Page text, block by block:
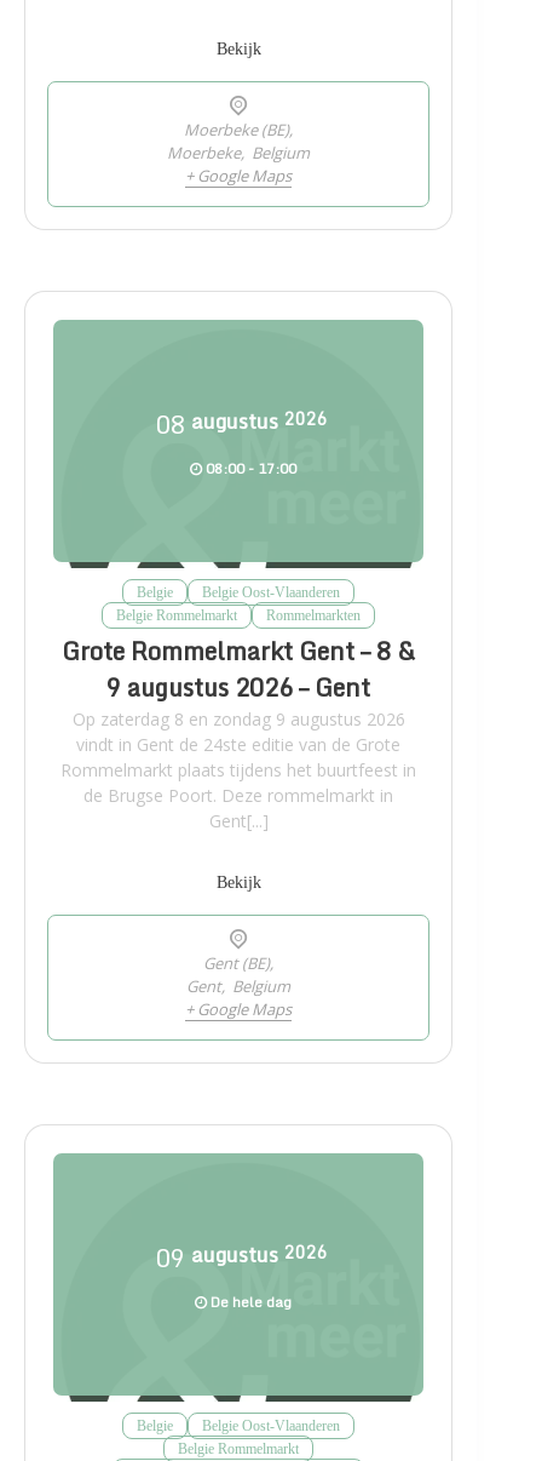
Bekijk
Moerbeke (BE),
Moerbeke, Belgium
+ Google Maps
08 augustus 2026
08:00 - 17:00
Belgie
Belgie Oost-Vlaanderen
Belgie Rommelmarkt
Rommelmarkten
Grote Rommelmarkt Gent – 8 &
9 augustus 2026 – Gent
Op zaterdag 8 en zondag 9 augustus 2026
vindt in Gent de 24ste editie van de Grote
Rommelmarkt plaats tijdens het buurtfeest in
de Brugse Poort. Deze rommelmarkt in
Gent[...]
Bekijk
Gent (BE),
Gent, Belgium
+ Google Maps
09 augustus 2026
De hele dag
Belgie
Belgie Oost-Vlaanderen
Belgie Rommelmarkt